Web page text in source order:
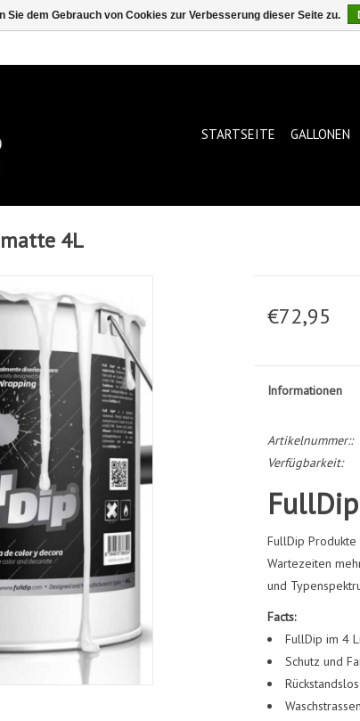
STARTSEITE GALLONEN
4L
€72,95
Informationen
Artikelnummer::
Verfügbarkeit:
FullDip
Wartezeiten
und
Facts:
FullDip im 4
Schutz und
Sie dem Gebrauch von Cookies zur Verbesserung dieser Seite zu.